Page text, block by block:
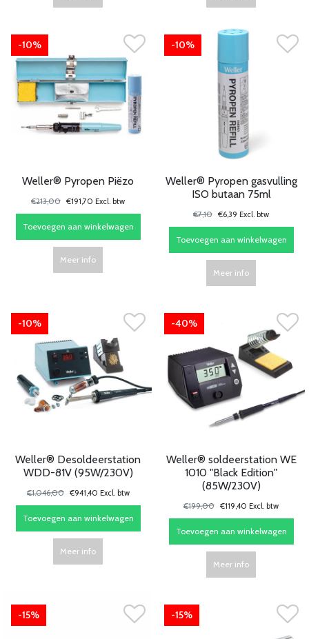
-10%
Weller® Pyropen Piëzo
€213,00 €191,70 Excl. btw
Toevoegen aan winkelwagen
Meer info
-10%
Weller® Pyropen gasvulling
ISO butaan 75ml
€7,10 €6,39 Excl. btw
Toevoegen aan winkelwagen
Meer info
-10%
Weller® Desoldeerstation
WDD-81V (95W/230V)
€1.046,00 €941,40 Excl. btw
Toevoegen aan winkelwagen
Meer info
-40%
Weller® soldeerstation WE
1010 "Black Edition"
(85W/230V)
€199,00 €119,40 Excl. btw
Toevoegen aan winkelwagen
Meer info
-15% -15%